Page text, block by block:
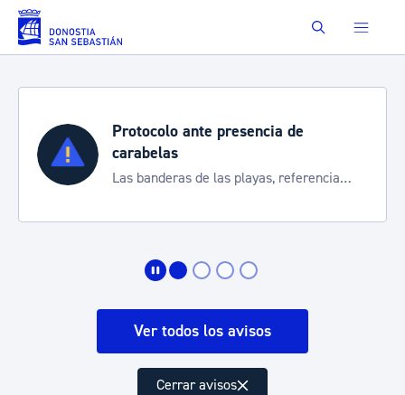
Saltar al contenido principal Buscar
Protocolo ante presencia de
carabelas
Las banderas de las playas, referencia
Ver todos los avisos
Cerrar avisos